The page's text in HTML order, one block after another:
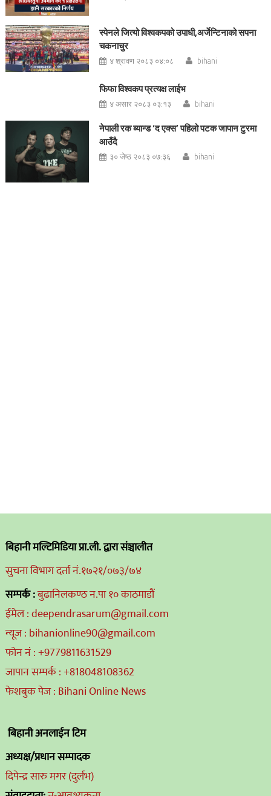
स्पेनले जित्यो विश्वकपको उपाधी,अर्जेन्टिनाको सपना
चकनाचुर
४ श्रावण २०८३ ०४:०८ bihani
फिफा विश्वकप प्रत्यक्ष लाईभ
४ असार २०८३ ०३:१३ bihani
नेपाली रक ब्यान्ड ‘द एक्स’ पहिलो पटक जापान टुरमा
आउँदै
३० जेष्ठ २०८३ ०७:३६ bihani
बिहानी मल्टिमिडिया प्रा.ली. द्वारा संञ्चालीत
सुचना विभाग दर्ता नं.१७२१/०७३/७४
सम्पर्क :बुढानिलकण्ठ न.पा १० काठमाडौं
ईमेल : deependrasarum@gmail.com
न्यूज : bihanionline90@gmail.com
फोन नं : +9779811631529
जापान सम्पर्क : +818048108362
फेशबुक पेज : Bihani Online News
बिहानी अनलाईन टिम
अध्यक्ष/प्रधान सम्पादक
दिपेन्द्र सारु मगर (दुर्लभ)